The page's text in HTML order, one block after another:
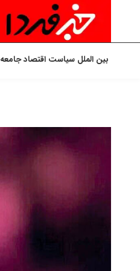
بین الملل سیاست اقتصادجامعه